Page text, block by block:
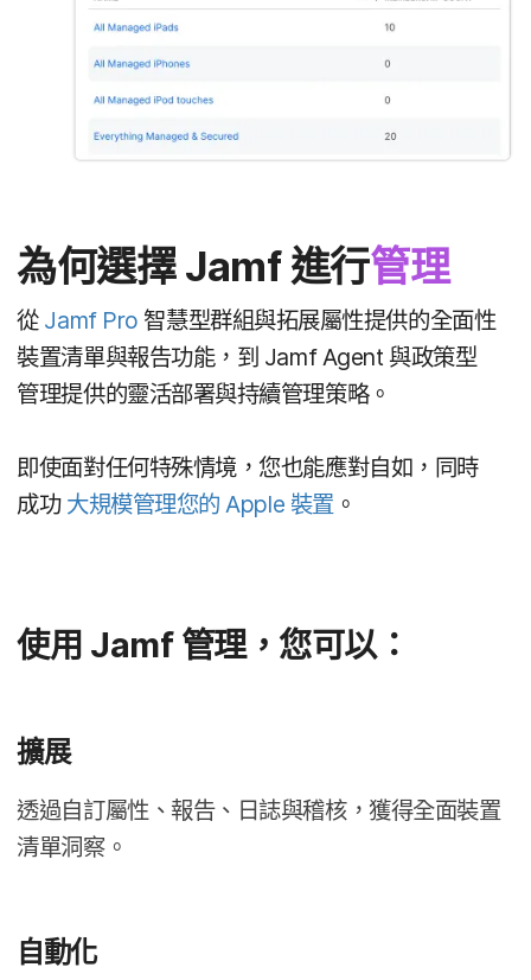
為​何選擇Jamf進行管理
從 Jamf Pro 智慧型​群組​與​拓展屬性​提供​的​全面​性​
裝置​清單​與​報告​功能，​到 Jamf Agent 與​政策型​
管理​提供​的​靈活部署​與​持續​管理​策略。
即​使​面對​任何​特殊​情境，​您​也​能​應​對​自如，​同時​
成功 大規模​管理您​的 Apple 裝置 。
使用 Jamf 管理，​您​可以：
擴展
透過​自​訂屬性、​報告、​日誌​與​稽核，​獲得​全面​裝置​
清單​洞察。
自動化